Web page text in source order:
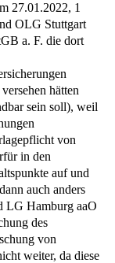
27.01.2022, 1
OLG Stuttgart
a. F. die dort
hätten
sein soll), weil
von
in den
auf und
auch anders
LG Hamburg aaO
des
von
weiter, da diese